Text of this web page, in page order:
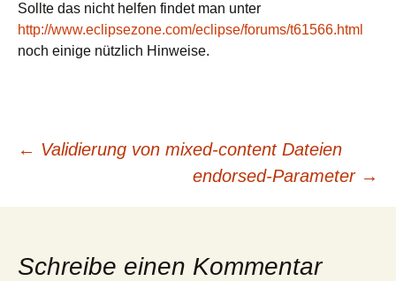
Sollte das nicht helfen findet man unter
http://www.eclipsezone.com/eclipse/forums/t61566.html
noch einige nützlich Hinweise.
Beitrags-
Navigation
← Validierung von mixed-content Dateien
endorsed-Parameter →
Schreibe einen Kommentar